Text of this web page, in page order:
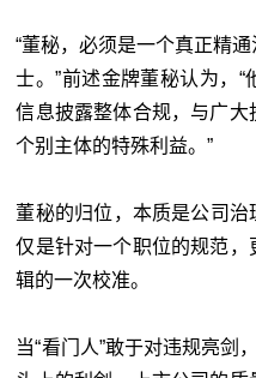
“董秘，必须是一个真正精
士。”前述金牌董秘认为，
信息披露整体合规，与广
个别主体的特殊利益。”
董秘的归位，本质是公司
仅是针对一个职位的规范
辑的一次校准。
当“看门人”敢于对违规亮剑